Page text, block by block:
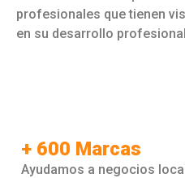
profesionales que tienen
en su desarrollo
+ 600 Marcas
Ayudamos a negocios